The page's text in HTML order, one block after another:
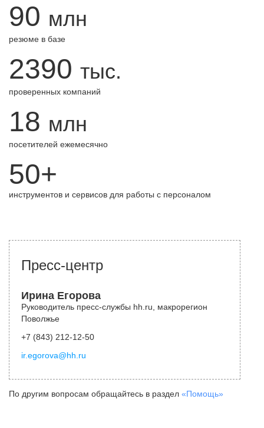
90 млн
резюме в базе
2390 тыс.
проверенных компаний
18 млн
посетителей ежемесячно
50+
инструментов и сервисов для работы с персоналом
Пресс-центр
Ирина Егорова
Руководитель пресс-службы hh.ru, макрорегион
Поволжье
+7 (843) 212-12-50
ir.egorova@hh.ru
По другим вопросам обращайтесь в раздел «Помощь»